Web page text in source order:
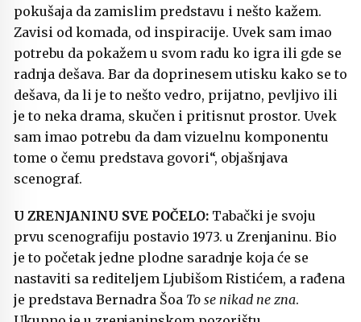
pokušaja da zamislim predstavu i nešto kažem.
Zavisi od komada, od inspiracije. Uvek sam imao
potrebu da pokažem u svom radu ko igra ili gde se
radnja dešava. Bar da doprinesem utisku kako se to
dešava, da li je to nešto vedro, prijatno, pevljivo ili
je to neka drama, skučen i pritisnut prostor. Uvek
sam imao potrebu da dam vizuelnu komponentu
tome o čemu predstava govori“, objašnjava
scenograf.
U ZRENJANINU SVE POČELO: Tabački je svoju
prvu scenografiju postavio 1973. u Zrenjaninu. Bio
je to početak jedne plodne saradnje koja će se
nastaviti sa rediteljem Ljubišom Ristićem, a rađena
je predstava Bernadra Šoa To se nikad ne zna.